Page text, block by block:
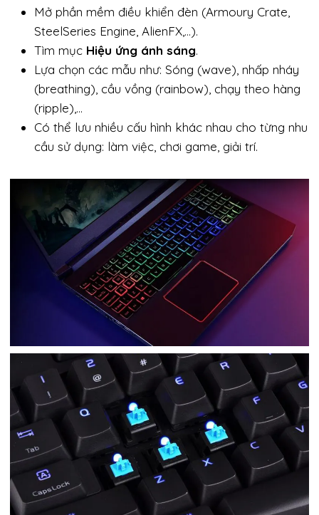
Mở phần mềm điều khiển đèn (Armoury Crate,
SteelSeries Engine, AlienFX,…).
Tìm mục Hiệu ứng ánh sáng.
Lựa chọn các mẫu như: Sóng (wave), nhấp nháy
(breathing), cầu vồng (rainbow), chạy theo hàng
(ripple),…
Có thể lưu nhiều cấu hình khác nhau cho từng nhu
cầu sử dụng: làm việc, chơi game, giải trí.